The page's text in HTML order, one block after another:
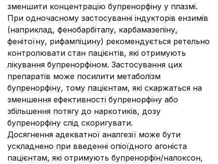
зменшити концентрацію бупренорфіну у плазмі.
При одночасному застосуванні індукторів ензимів
(наприклад, фенобарбіталу, карбамазепіну,
фенітоїну, рифампіцину) рекомендується ретельно
контролювати стан пацієнтів, які отримують
лікування бупренорфіном. Застосування цих
препаратів може посилити метаболізм
бупренорфіну, тому пацієнтам, які скаржаться на
зменшення ефективності бупренорфіну або
збільшення потягу до наркотиків, дозу
бупренорфіну слід скоригувати.
Досягнення адекватної аналгезії може бути
ускладнено при введенні опіоїдного агоніста
пацієнтам, які отримують бупренорфін/налоксон,